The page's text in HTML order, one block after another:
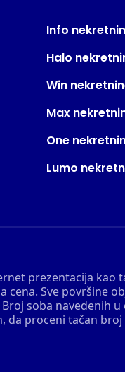
prezentacija kao
Sve površine
soba navedenih u
da proceni tačan broj
Info
Halo
Win
Max
One
Lumo